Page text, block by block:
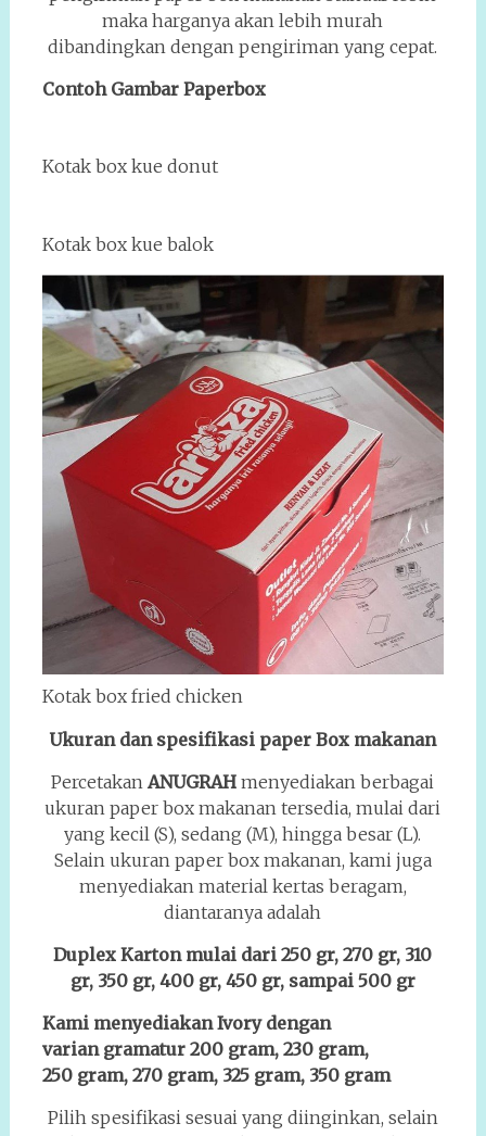
maka harganya akan lebih murah
dibandingkan dengan pengiriman yang cepat.
Contoh Gambar Paperbox
Kotak box kue donut
Kotak box kue balok
Kotak box fried chicken
Ukuran dan spesifikasi paper Box makanan
PercetakanANUGRAH menyediakan berbagai
ukuran paper box makanan tersedia, mulai dari
yang kecil (S), sedang (M), hingga besar (L).
Selain ukuran paper box makanan, kami juga
menyediakan material kertas beragam,
diantaranya adalah
Duplex Karton mulai dari 250 gr, 270 gr, 310
gr, 350 gr, 400 gr, 450 gr, sampai 500 gr
Kami menyediakan Ivory dengan
varian gramatur 200 gram, 230 gram,
250 gram, 270 gram, 325 gram, 350 gram
Pilih spesifikasi sesuai yang diinginkan, selain